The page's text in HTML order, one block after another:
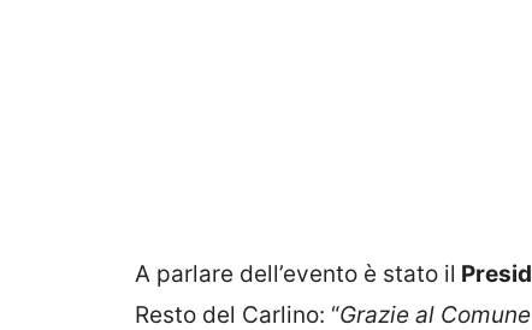
A parlare dell’evento è stato il
Resto del Carlino: “Grazie al